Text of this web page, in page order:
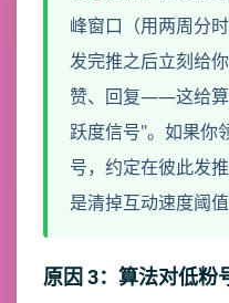
峰窗口（用两周分
发完推之后立刻给
赞、回复——这给算
跃度信号"。如果你
号，约定在彼此发
是清掉互动速度阈
原因 3：算法对低粉